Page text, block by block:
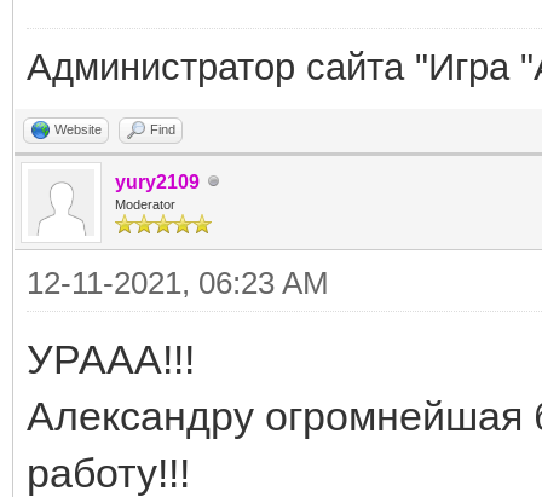
Администратор сайта "Игра
Website Find
yury2109
Moderator
12-11-2021, 06:23 AM
УРААА!!!
Александру огромнейшая
работу!!!